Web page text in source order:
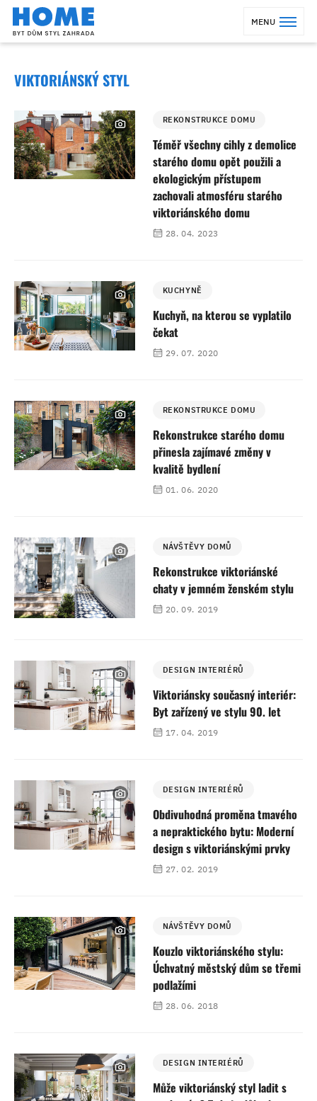
MENU
VIKTORIÁNSKÝ STYL
REKONSTRUKCE DOMU
Téměř všechny cihly z demolice
starého domu opět použili a
ekologickým přístupem
zachovali atmosféru starého
viktoriánského domu
28. 04. 2023
KUCHYNĚ
Kuchyň, na kterou se vyplatilo
čekat
29. 07. 2020
REKONSTRUKCE DOMU
Rekonstrukce starého domu
přinesla zajímavé změny v
kvalitě bydlení
01. 06. 2020
NÁVŠTĚVY DOMŮ
Rekonstrukce viktoriánské
chaty v jemném ženském stylu
20. 09. 2019
DESIGN INTERIÉRŮ
Viktoriánsky současný interiér:
Byt zařízený ve stylu 90. let
17. 04. 2019
DESIGN INTERIÉRŮ
Obdivuhodná proměna tmavého
a nepraktického bytu: Moderní
design s viktoriánskými prvky
27. 02. 2019
NÁVŠTĚVY DOMŮ
Kouzlo viktoriánského stylu:
Úchvatný městský dům se třemi
podlažími
28. 06. 2018
DESIGN INTERIÉRŮ
Může viktoriánský styl ladit s